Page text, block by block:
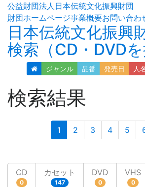
公益財団法人日本伝統文化振興財団
財団ホームページ事業概要お問い合わ
日本伝統文化振興
検索（CD・DVDを
ジャンル 品番 発売日 人
検索結果
1(current)
2 3 4 5
CD
0
カセット
147
DVD
0
VHS
0